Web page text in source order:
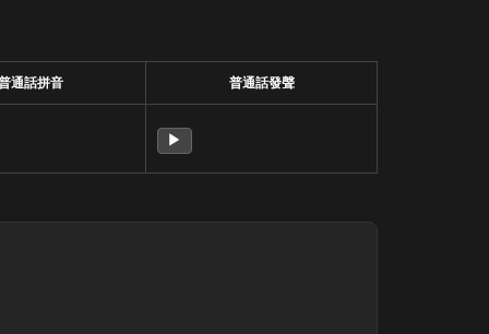
通話拼音 普通話發聲
▶